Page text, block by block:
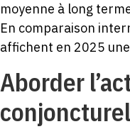
moyenne à long
En comparaison
affichent en 2025
Aborder